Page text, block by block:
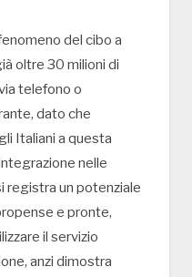
del cibo a
oltre 30 milioni di
telefono o
dato che
Italiani a questa
nelle
registra un potenziale
e pronte,
il servizio
anzi dimostra